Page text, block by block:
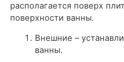
располагается поверх
поверхности ванны.
Внешние –
ванны.